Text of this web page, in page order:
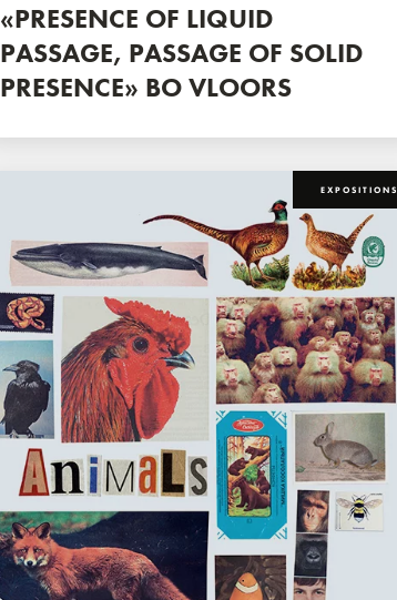
«PRESENCE OF LIQUID
PASSAGE, PASSAGE OF SOLID
PRESENCE» BO VLOORS
EXPOSITIONS